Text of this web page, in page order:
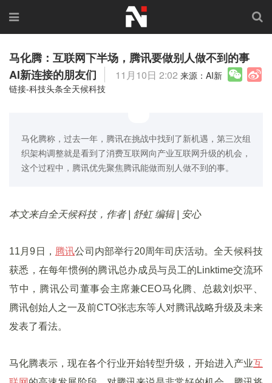
马化腾：互联网下半场，腾讯要做别人做不到的事
AI新连接的朋友们
11月10日 2:02 来源：AI新
链接-科技头条全天候科技
马化腾称，过去一年，腾讯在挑战中找到了新机遇，第三次组
织架构调整就是看到了消费互联网向产业互联网升级的机会，
这个过程中，腾讯优先聚焦腾讯能做而别人做不到的事。
本文来自全天候科技，作者 | 舒虹 编辑 | 安心
11月9日， 腾讯公司内部举行20周年司庆活动。全天候科技
获悉，在每年惯例的腾讯总办成员与员工的Linktime交流环
节中，腾讯公司董事会主席兼CEO马化腾、总裁刘炽平、
腾讯创始人之一及前CTO张志东等人对腾讯战略升级及未来
发表了看法。
马化腾表示，现在各个行业开始转型升级，开始进入产业互